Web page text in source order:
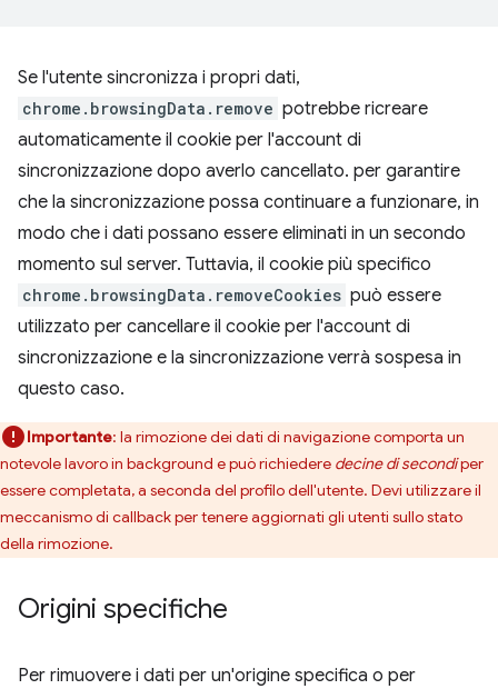
Se l'utente sincronizza i propri dati,
chrome.browsingData.remove potrebbe ricreare
automaticamente il cookie per l'account di
sincronizzazione dopo averlo cancellato. per garantire
che la sincronizzazione possa continuare a funzionare, in
modo che i dati possano essere eliminati in un secondo
momento sul server. Tuttavia, il cookie più specifico
chrome.browsingData.removeCookies può essere
utilizzato per cancellare il cookie per l'account di
sincronizzazione e la sincronizzazione verrà sospesa in
questo caso.
Importante: la rimozione dei dati di navigazione comporta un
notevole lavoro in background e può richiedere decine di secondiper
essere completata, a seconda del profilo dell'utente. Devi utilizzare il
meccanismo di callback per tenere aggiornati gli utenti sullo stato
della rimozione.
Origini specifiche
Per rimuovere i dati per un'origine specifica o per